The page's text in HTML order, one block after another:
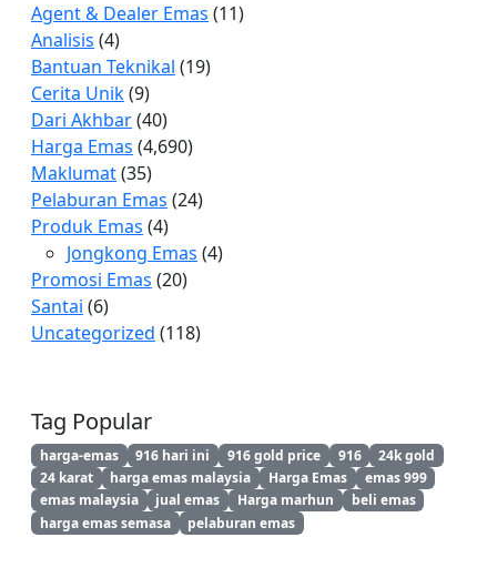
Agent & Dealer Emas (11)
Analisis (4)
Bantuan Teknikal (19)
Cerita Unik(9)
Dari Akhbar(40)
Harga Emas (4,690)
Maklumat(35)
Pelaburan Emas (24)
Produk Emas (4)
Jongkong Emas (4)
Promosi Emas (20)
Santai (6)
Uncategorized (118)
Tag Popular
harga-emas 916 hari ini 916 gold price 916
24k gold
24 karat
harga emas malaysia Harga Emas
emas 999
emas malaysia
jual emas Harga marhun
beli emas
harga emas semasa
pelaburan emas